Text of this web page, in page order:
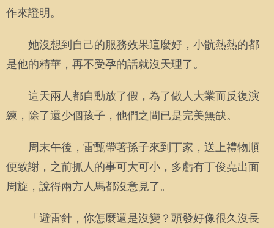
作來證明。
她沒想到自己的服務效果這麼好，小骯熱熱的都
是他的精華，再不受孕的話就沒天理了。
這天兩人都自動放了假，為了做人大業而反復演
練，除了還少個孩子，他們之間已是完美無缺。
周末午後，雷甄帶著孫子來到丁家，送上禮物順
便致謝，之前抓人的事可大可小，多虧有丁俊堯出面
周旋，說得兩方人馬都沒意見了。
「避雷針，你怎麼還是沒變？頭發好像很久沒長